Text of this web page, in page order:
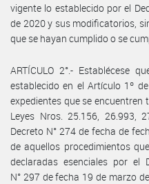
vigente lo establecido por el
de 2020 y sus modificatorios,
que se hayan cumplido o se
ARTÍCULO 2°.- Establécese
establecido en el Artículo 1º
expedientes que se
Leyes Nros. 25.156, 26.993,
Decreto N° 274 de fecha de
de aquellos procedimientos
declaradas esenciales por el
N° 297 de fecha 19 de marzo